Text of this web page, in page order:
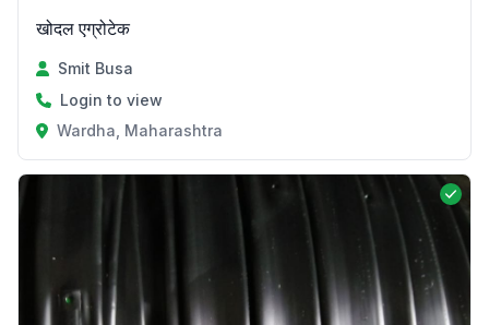
खोदल एग्रोटेक
Smit Busa
Login to view
Wardha, Maharashtra